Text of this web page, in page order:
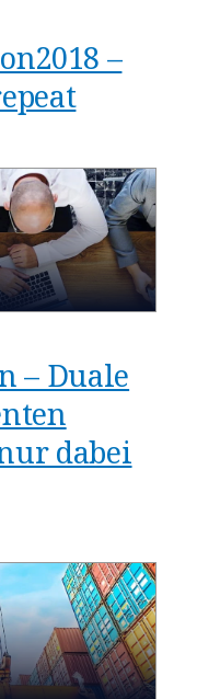
–
– Duale
dabei